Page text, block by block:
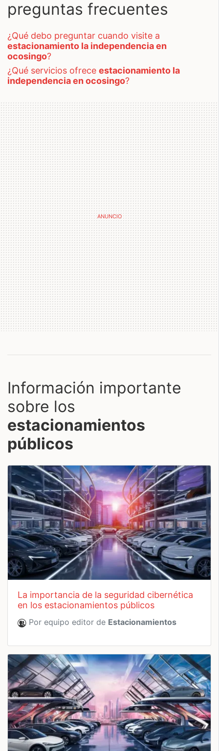
preguntas frecuentes
¿qué debo preguntar cuando visite a
estacionamiento la independencia en
ocosingo?
¿qué servicios ofrece estacionamiento la
independencia en ocosingo?
Información importante
sobre los
estacionamientos
públicos
la importancia de la seguridad cibernética
en los estacionamientos públicos
Por equipo editor de Estacionamientos